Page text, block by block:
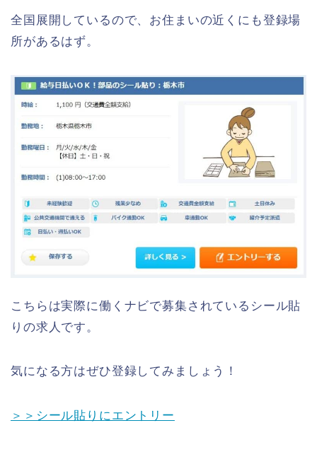
全国展開しているので、お住まいの近くにも登録場
所があるはず。
こちらは実際に働くナビで募集されているシール貼
りの求人です。
気になる方はぜひ登録してみましょう！
＞＞シール貼りにエントリー